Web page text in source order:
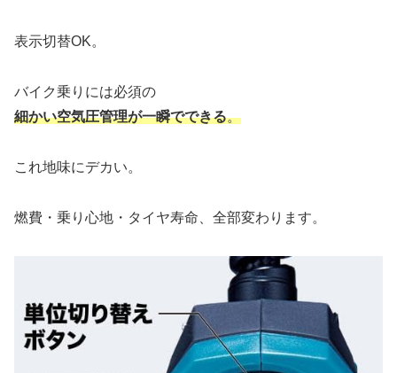
表示切替OK。
バイク乗りには必須の
細かい空気圧管理が一瞬でできる。
これ地味にデカい。
燃費・乗り心地・タイヤ寿命、全部変わります。